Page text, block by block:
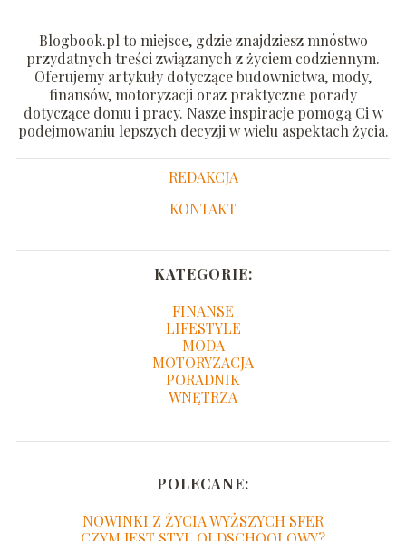
Blogbook.pl to miejsce, gdzie znajdziesz mnóstwo
przydatnych treści związanych z życiem codziennym.
Oferujemy artykuły dotyczące budownictwa, mody,
finansów, motoryzacji oraz praktyczne porady
dotyczące domu i pracy. Nasze inspiracje pomogą Ci w
podejmowaniu lepszych decyzji w wielu aspektach życia.
REDAKCJA
KONTAKT
KATEGORIE:
FINANSE
LIFESTYLE
MODA
MOTORYZACJA
PORADNIK
WNĘTRZA
POLECANE:
NOWINKI Z ŻYCIA WYŻSZYCH SFER